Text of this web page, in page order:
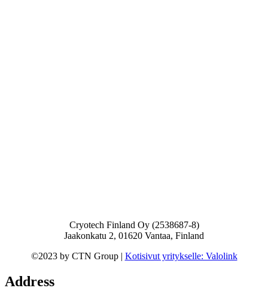
Cryotech Finland Oy (2538687-8)
Jaakonkatu 2, 01620 Vantaa, Finland
©2023 by CTN Group | Kotisivut yritykselle: Valolink
Address